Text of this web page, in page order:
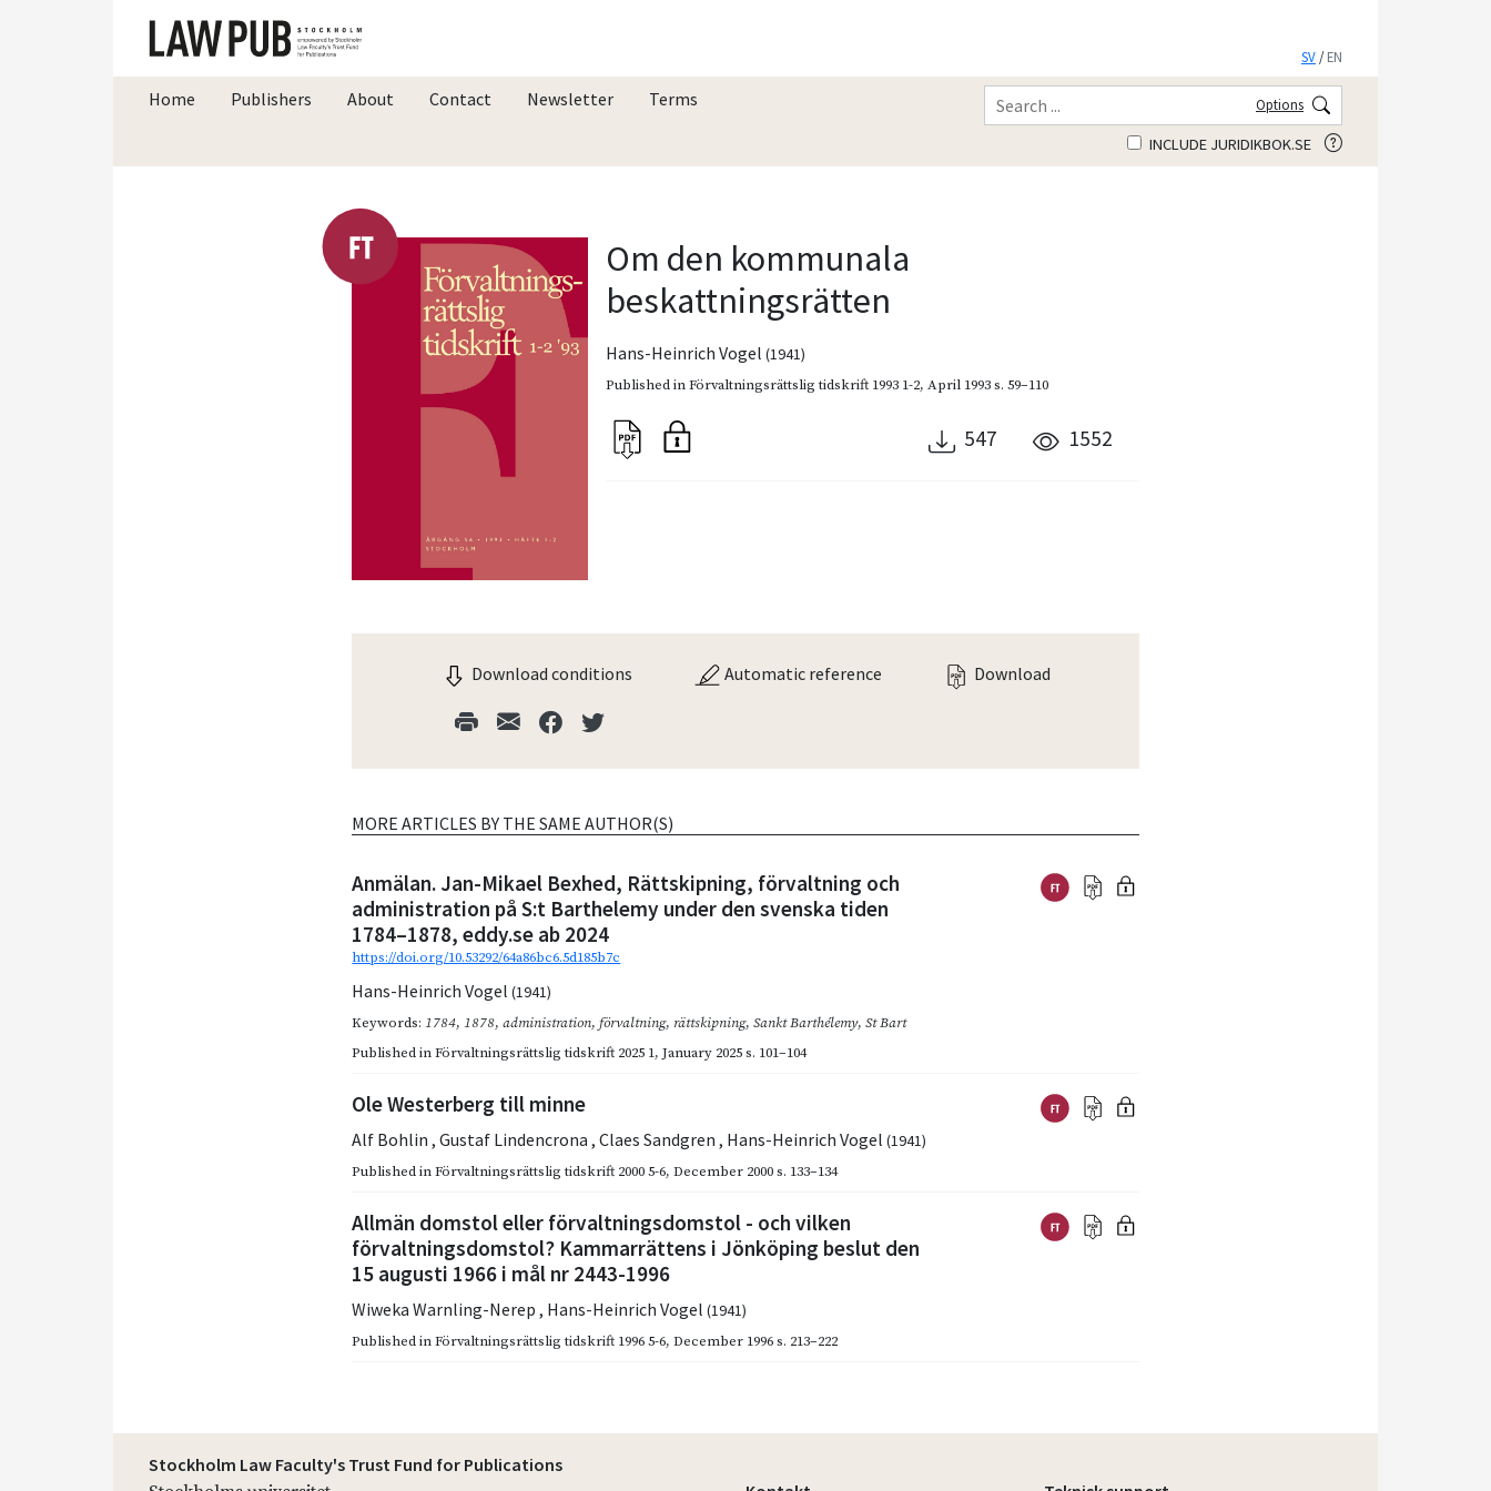
SV /EN
Home Publishers About Contact Newsletter Terms Options
INCLUDE JURIDIKBOK.SE
Om den kommunala
beskattningsrätten
Hans-Heinrich Vogel(1941)
Published inFörvaltningsrättslig tidskrift 1993 1-2,April 1993s. 59–110
547 1552
Download conditions Automatic reference Download
MORE ARTICLES BY THE SAME AUTHOR(S)
Anmälan. Jan-Mikael Bexhed, Rättskipning, förvaltning och
administration på S:t Barthelemy under den svenska tiden
1784–1878, eddy.se ab 2024
https://doi.org/10.53292/64a86bc6.5d185b7c
Hans-Heinrich Vogel(1941)
Keywords:1784,1878,administration,förvaltning, rättskipning,Sankt Barthélemy,St Bart
Published inFörvaltningsrättslig tidskrift 2025 1,January 2025 s. 101–104
Ole Westerberg till minne
Alf Bohlin,Gustaf Lindencrona,Claes Sandgren, Hans-Heinrich Vogel(1941)
Published inFörvaltningsrättslig tidskrift 2000 5-6,December 2000 s. 133–134
Allmän domstol eller förvaltningsdomstol - och vilken
förvaltningsdomstol? Kammarrättens i Jönköping beslut den
15 augusti 1966 i mål nr 2443-1996
Wiweka Warnling-Nerep, Hans-Heinrich Vogel(1941)
Published inFörvaltningsrättslig tidskrift 1996 5-6,December 1996 s. 213–222
Stockholm Law Faculty's Trust Fund for Publications